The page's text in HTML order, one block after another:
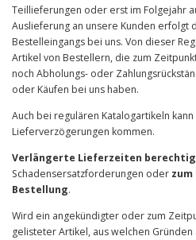
Teillieferungen oder erst im Folgejahr
Auslieferung an unsere Kunden erfolgt
Bestelleingangs bei uns. Von dieser
Artikel von Bestellern, die zum
noch Abholungs- oder
oder Käufen bei uns haben.
Auch bei regulären Katalogartikeln
Lieferverzögerungen kommen.
Verlängerte Lieferzeiten
Schadensersatzforderungen oder
Bestellung.
Wird ein angekündigter oder zum
gelisteter Artikel, aus welchen